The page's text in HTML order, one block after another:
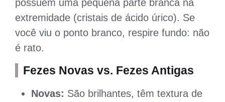
possuem uma pequena parte branca na
extremidade (cristais de ácido úrico). Se
você viu o ponto branco, respire fundo: não
é rato.
Fezes Novas vs. Fezes Antigas
Novas: São brilhantes, têm textura de